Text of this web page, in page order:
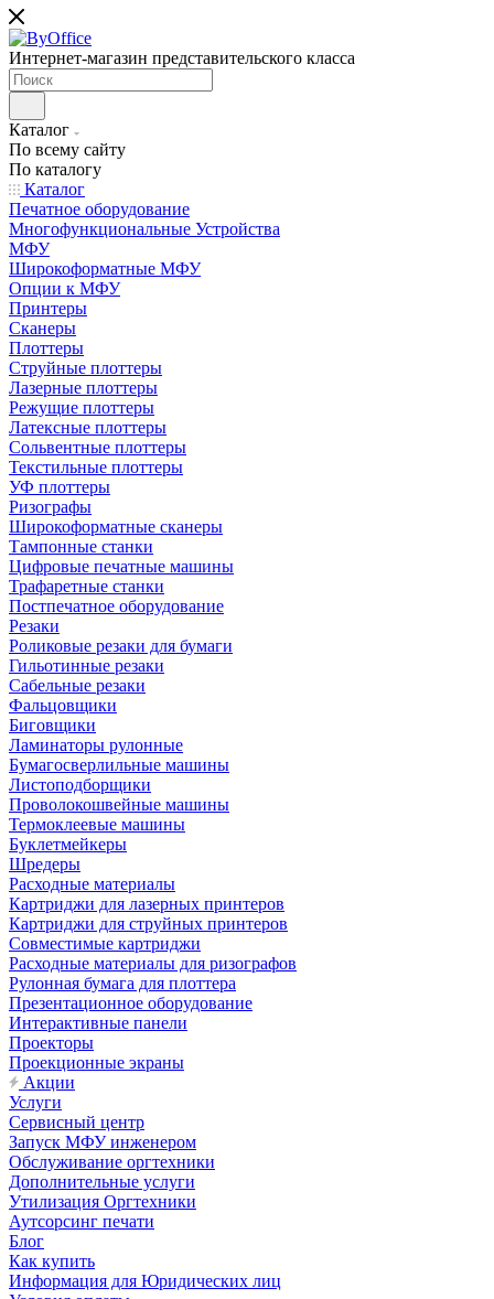
Интернет-магазин представительского класса
Каталог
По всему сайту
По каталогу
Каталог
Печатное оборудование
Многофункциональные Устройства
МФУ
Широкоформатные МФУ
Опции к МФУ
Принтеры
Сканеры
Плоттеры
Струйные плоттеры
Лазерные плоттеры
Режущие плоттеры
Латексные плоттеры
Сольвентные плоттеры
Текстильные плоттеры
УФ плоттеры
Ризографы
Широкоформатные сканеры
Тампонные станки
Цифровые печатные машины
Трафаретные станки
Постпечатное оборудование
Резаки
Роликовые резаки для бумаги
Гильотинные резаки
Сабельные резаки
Фальцовщики
Биговщики
Ламинаторы рулонные
Бумагосверлильные машины
Листоподборщики
Проволокошвейные машины
Термоклеевые машины
Буклетмейкеры
Шредеры
Расходные материалы
Картриджи для лазерных принтеров
Картриджи для струйных принтеров
Совместимые картриджи
Расходные материалы для ризографов
Рулонная бумага для плоттера
Презентационное оборудование
Интерактивные панели
Проекторы
Проекционные экраны
Акции
Услуги
Сервисный центр
Запуск МФУ инженером
Обслуживание оргтехники
Дополнительные услуги
Утилизация Оргтехники
Аутсорсинг печати
Блог
Как купить
Информация для Юридических лиц